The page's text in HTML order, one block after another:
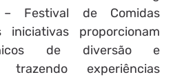
Festival de Comidas
iniciativas proporcionam
de diversão e
trazendo experiências